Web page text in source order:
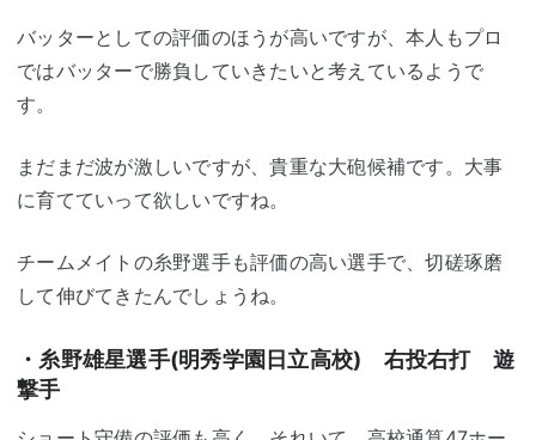
バッターとしての評価のほうが高いですが、本人もプロ
ではバッターで勝負していきたいと考えているようで
す。
まだまだ波が激しいですが、貴重な大砲候補です。大事
に育てていって欲しいですね。
チームメイトの糸野選手も評価の高い選手で、切磋琢磨
して伸びてきたんでしょうね。
・糸野雄星選手(明秀学園日立高校) 右投右打 遊
撃手